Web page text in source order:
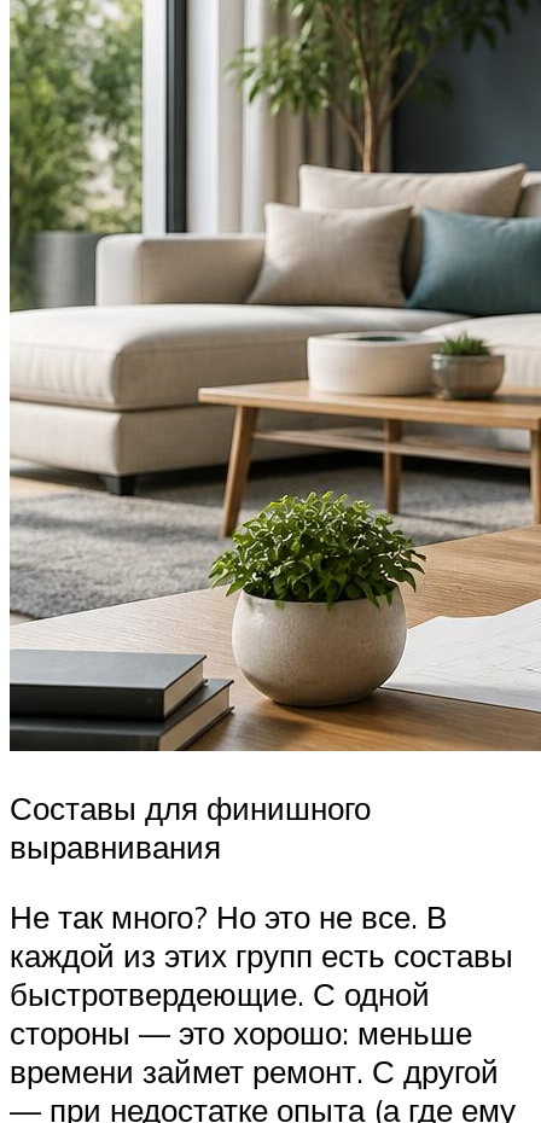
Составы для финишного
выравнивания
Не так много? Но это не все. В
каждой из этих групп есть составы
быстротвердеющие. С одной
стороны — это хорошо: меньше
времени займет ремонт. С другой
— при недостатке опыта (а где ему